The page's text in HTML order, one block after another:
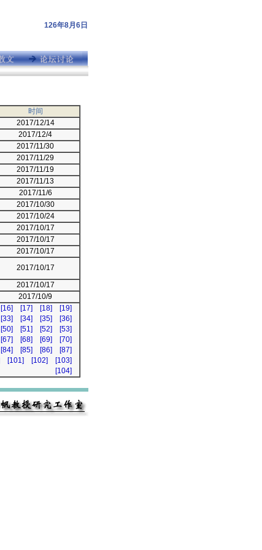
126年8月6日
时间
2017/12/14
2017/12/4
2017/11/30
2017/11/29
2017/11/19
2017/11/13
2017/11/6
2017/10/30
2017/10/24
2017/10/17
2017/10/17
2017/10/17
2017/10/17
2017/10/17
2017/10/9
[16] [17] [18]
[19]
[33] [34] [35]
[36]
[50] [51] [52]
[53]
[67] [68] [69]
[70]
[84] [85] [86]
[87]
[101] [102]
[103]
[104]